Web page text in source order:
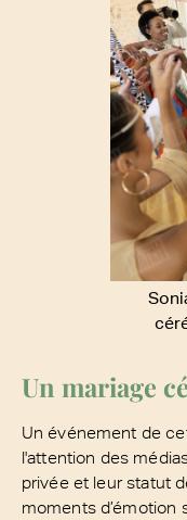
Un mariage
Un événement de
l'attention des
privée et leur statut
moments d’émotion